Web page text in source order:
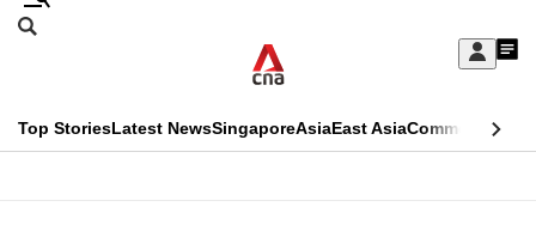
Skip
Sign
My
menu
Search
CNAR
Top StoriesLatest NewsSingaporeAsiaEast AsiaCommentary
This